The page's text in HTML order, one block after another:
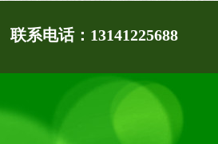
电话：13141225688
赚钱机遇
的进入黄
料生产 必备